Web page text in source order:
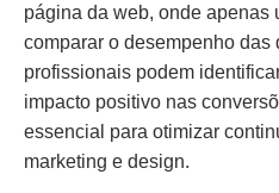
página da web, onde apenas
comparar o desempenho das
profissionais podem
impacto positivo nas
essencial para otimizar
marketing e design.